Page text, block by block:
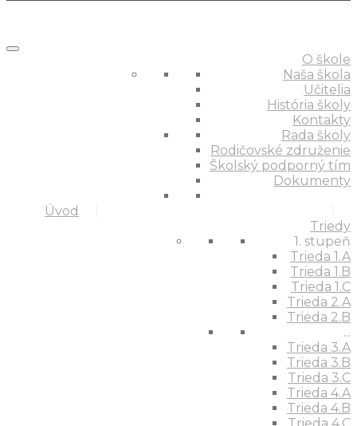
Úvod
O škole
Naša škola
Učitelia
História školy
Kontakty
Rada školy
Rodičovské združenie
Školský podporný tím
Dokumenty
Triedy
1. stupeň
Trieda 1.A
Trieda 1.B
Trieda 1.C
Trieda 2.A
Trieda 2.B
...
Trieda 3.A
Trieda 3.B
Trieda 3.C
Trieda 4.A
Trieda 4.B